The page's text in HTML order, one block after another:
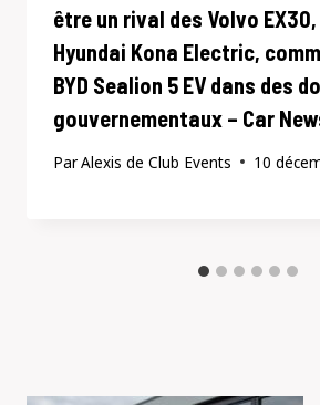
être un rival des Volvo
Hyundai Kona Electric,
BYD Sealion 5 EV dans des
gouvernementaux – Car
ParAlexis de Club Events 10